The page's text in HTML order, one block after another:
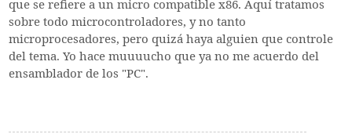
que se refiere a un micro compatible x86. Aquí tratamos
sobre todo microcontroladores, y no tanto
microprocesadores, pero quizá haya alguien que controle
del tema. Yo hace muuuucho que ya no me acuerdo del
ensamblador de los "PC".